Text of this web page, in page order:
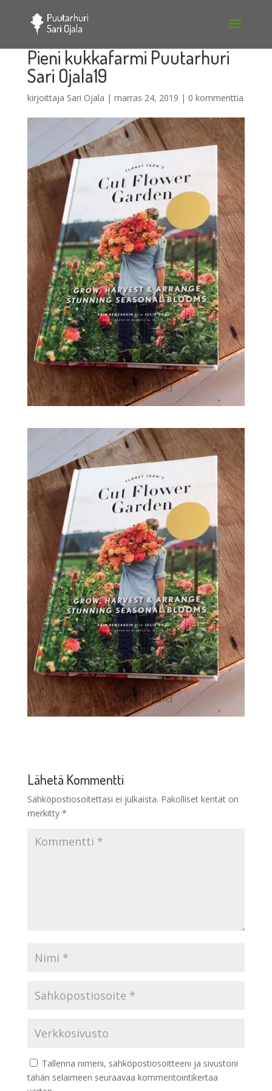
Pieni kukkafarmi Puutarhuri
Sari Ojala19
kirjoittaja Sari Ojala | marras 24, 2019 | 0 kommenttia
Lähetä Kommentti
Sähköpostiosoitettasi ei julkaista. Pakolliset kentät on
merkitty *
Tallenna nimeni, sähköpostiosoitteeni ja sivustoni
tähän selaimeen seuraavaa kommentointikertaa